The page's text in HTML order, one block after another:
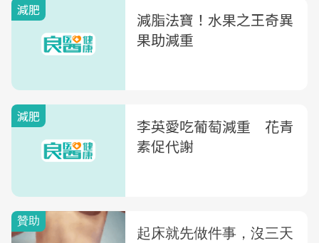
減肥
減脂法寶！水果之王奇異
果助減重
減肥
李英愛吃葡萄減重 花青
素促代謝